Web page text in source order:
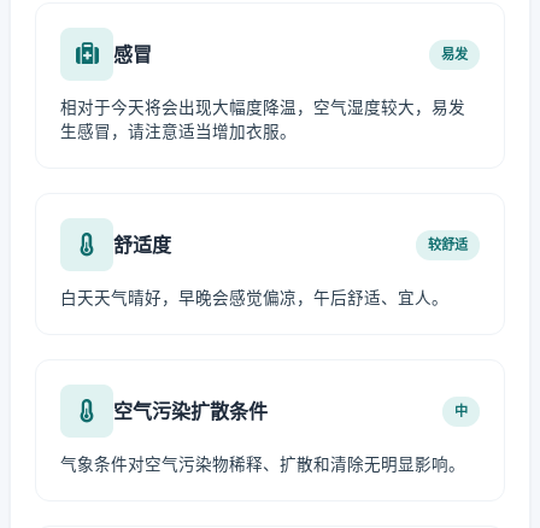
感冒 易发
相对于今天将会出现大幅度降温，空气湿度较大，易发
生感冒，请注意适当增加衣服。
舒适度 较舒适
白天天气晴好，早晚会感觉偏凉，午后舒适、宜人。
空气污染扩散条件 中
气象条件对空气污染物稀释、扩散和清除无明显影响。